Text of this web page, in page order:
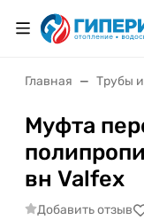
Главная Трубы
Муфта
вн Valfex
Добавить отзыв